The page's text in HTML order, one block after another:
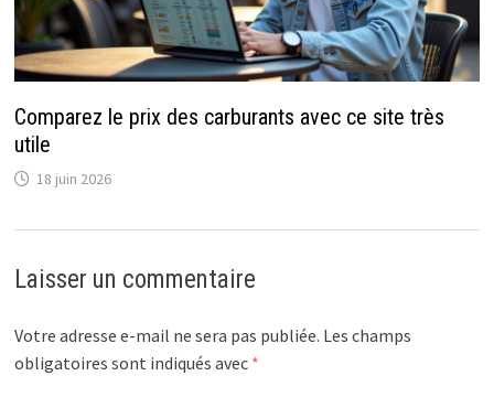
Comparez le prix des carburants avec ce site très
utile
18 juin 2026
Laisser un commentaire
Votre adresse e-mail ne sera pas publiée. Les champs
obligatoires sont indiqués avec *